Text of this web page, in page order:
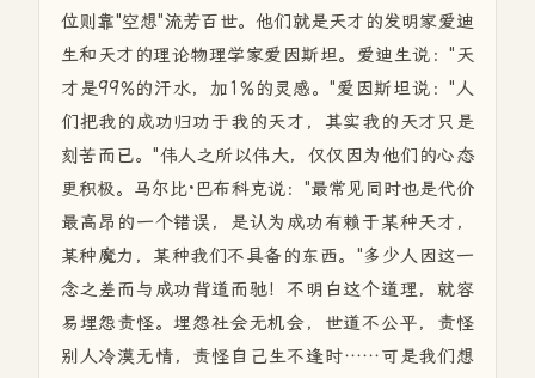
位则靠"空想"流芳百世。他们就是天才的发明家爱迪
生和天才的理论物理学家爱因斯坦。爱迪生说："天
才是99%的汗水，加1%的灵感。"爱因斯坦说："人
们把我的成功归功于我的天才，其实我的天才只是
刻苦而已。"伟人之所以伟大，仅仅因为他们的心态
更积极。马尔比·巴布科克说："最常见同时也是代价
最高昂的一个错误，是认为成功有赖于某种天才，
某种魔力，某种我们不具备的东西。"多少人因这一
念之差而与成功背道而驰！不明白这个道理，就容
易埋怨责怪。埋怨社会无机会，世道不公平，责怪
别人冷漠无情，责怪自己生不逢时……可是我们想